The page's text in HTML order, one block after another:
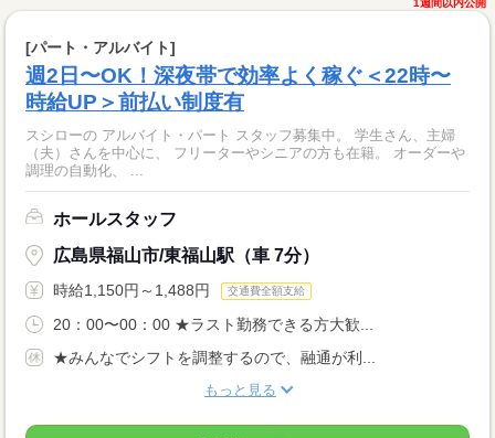
1週間以内公開
[パート・アルバイト]
週2日〜OK！深夜帯で効率よく稼ぐ＜22時〜
時給UP＞前払い制度有
スシローの アルバイト・パート スタッフ募集中。 学生さん、主婦
（夫）さんを中心に、 フリーターやシニアの方も在籍。 オーダーや
調理の自動化、 ...
ホールスタッフ
広島県福山市/東福山駅（車 7分）
時給1,150円～1,488円 交通費全額支給
20：00〜00：00 ★ラスト勤務できる方大歓...
★みんなでシフトを調整するので、融通が利...
もっと見る